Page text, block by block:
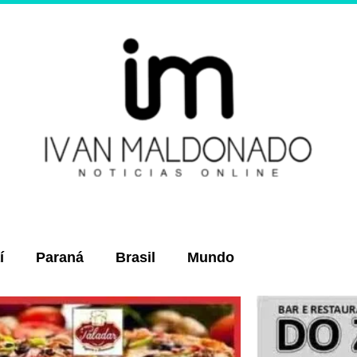
Paraná Brasil Mundo